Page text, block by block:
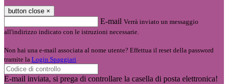
button close ×
E-mail Verrà inviato un messaggio
all'indirizzo indicato con le istruzioni necessarie.
Non hai una e-mail associata al nome utente? Effettua il reset della password
tramite la Login Spaggiari
E-mail inviata, si prega di controllare la casella di posta elettronica!